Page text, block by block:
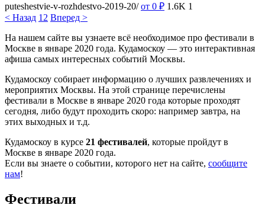
puteshestvie-v-rozhdestvo-2019-20/ от 0 ₽ 1.6K 1
< Назад 1 2 Вперед >
На нашем сайте вы узнаете всё необходимое про фестивали в
Москве в январе 2020 года. Кудамоскоу — это интерактивная
афиша самых интересных событий Москвы.
Кудамоскоу собирает информацию о лучших развлечениях и
мероприятих Москвы. На этой странице перечислены
фестивали в Москве в январе 2020 года которые проходят
сегодня, либо будут проходить скоро: например завтра, на
этих выходных и т.д.
Кудамоскоу в курсе 21 фестивалей, которые пройдут в
Москве в январе 2020 года.
Если вы знаете о событии, которого нет на сайте, сообщите
нам!
Фестивали